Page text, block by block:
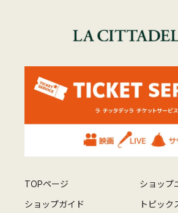
TOPページ
ショップ
ショップガイド
トピック